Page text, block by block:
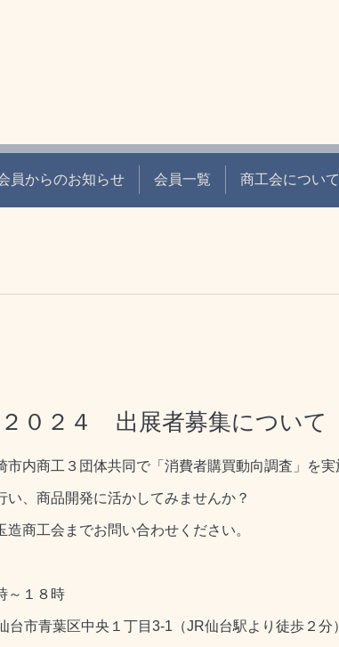
員からのお知らせ 会員一覧 商工会について
０２４ 出展者募集について
内商工３団体共同で「消費者購買動向調査」を実
、商品開発に活かしてみませんか？
商工会までお問い合わせください。
～１８時
市青葉区中央１丁目3-1（JR仙台駅より徒歩２分